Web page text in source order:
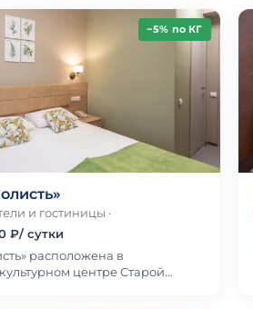
−5% по КГ
и гостиницы ·
₽/ сутки
расположена в
центре Старой